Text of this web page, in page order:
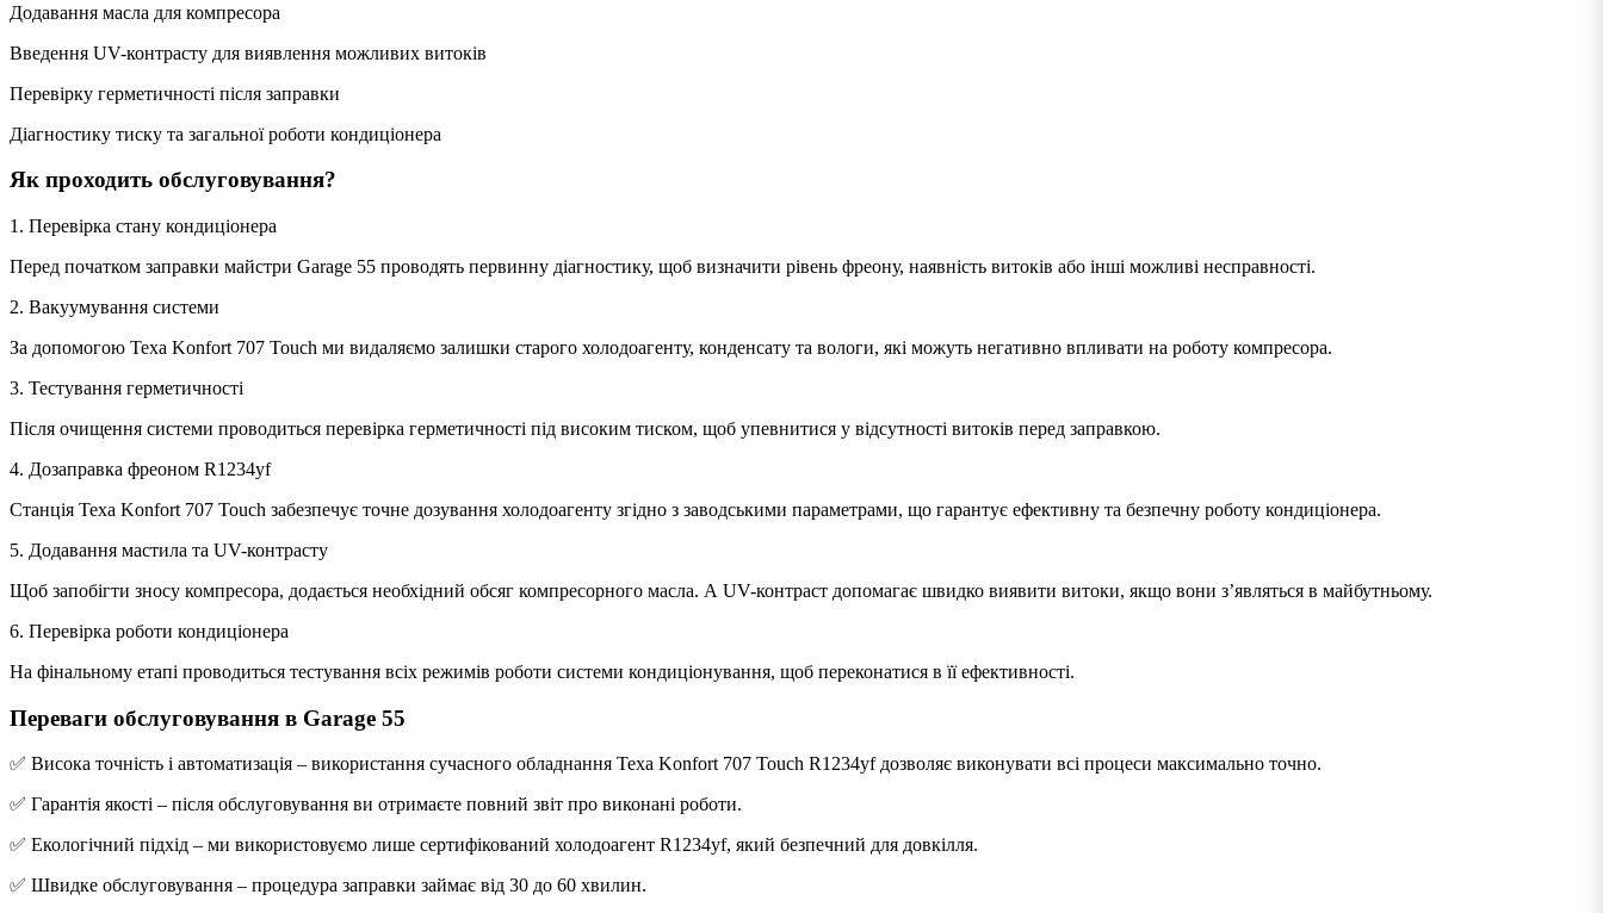
Додавання масла для компресора
Введення UV-контрасту для виявлення можливих витоків
Перевірку герметичності після заправки
Діагностику тиску та загальної роботи кондиціонера
Як проходить обслуговування?
1. Перевірка стану кондиціонера
Перед початком заправки майстри Garage 55 проводять первинну діагностику, щоб визначити рівень фреону, наявність витоків або інші можливі несправності.
2. Вакуумування системи
За допомогою Texa Konfort 707 Touch ми видаляємо залишки старого холодоагенту, конденсату та вологи, які можуть негативно впливати на роботу компресора.
3. Тестування герметичності
Після очищення системи проводиться перевірка герметичності під високим тиском, щоб упевнитися у відсутності витоків перед заправкою.
4. Дозаправка фреоном R1234yf
Станція Texa Konfort 707 Touch забезпечує точне дозування холодоагенту згідно з заводськими параметрами, що гарантує ефективну та безпечну роботу кондиціонера.
5. Додавання мастила та UV-контрасту
Щоб запобігти зносу компресора, додається необхідний обсяг компресорного масла. А UV-контраст допомагає швидко виявити витоки, якщо вони з’являться в майбутньому.
6. Перевірка роботи кондиціонера
На фінальному етапі проводиться тестування всіх режимів роботи системи кондиціонування, щоб переконатися в її ефективності.
Переваги обслуговування в Garage 55
✅ Висока точність і автоматизація – використання сучасного обладнання Texa Konfort 707 Touch R1234yf дозволяє виконувати всі процеси максимально точно.
✅ Гарантія якості – після обслуговування ви отримаєте повний звіт про виконані роботи.
✅ Екологічний підхід – ми використовуємо лише сертифікований холодоагент R1234yf, який безпечний для довкілля.
✅ Швидке обслуговування – процедура заправки займає від 30 до 60 хвилин.